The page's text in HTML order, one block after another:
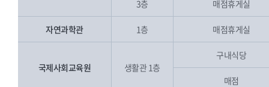
3층 매점휴게실
자연과학관 1층 매점휴게실
국제사회교육원 생활관 1층
구내식당
매점